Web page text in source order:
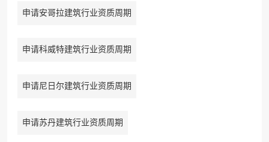
申请安哥拉建筑行业资质周期
申请科威特建筑行业资质周期
申请尼日尔建筑行业资质周期
申请苏丹建筑行业资质周期